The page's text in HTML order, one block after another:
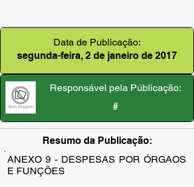
Data de Publicação:
segunda-feira, 2 de janeiro de 2017
Responsável pela Públicação:
#
Resumo da Publicação:
ANEXO 9 - DESPESAS POR ÓRGAOS
E FUNÇÕES